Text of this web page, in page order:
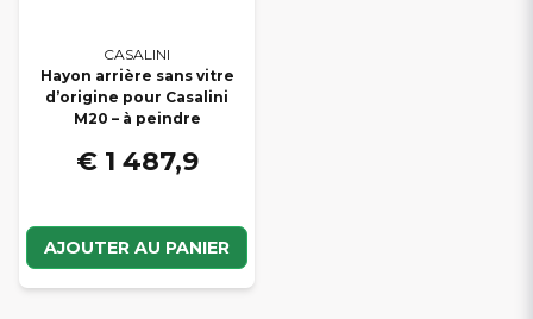
CASALINI
Hayon arrière sans vitre
d’origine pour Casalini
M20 – à peindre
€ 1 487,9
AJOUTER AU PANIER